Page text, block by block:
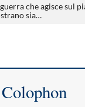
guerra che agisce sul
sia…
Colophon